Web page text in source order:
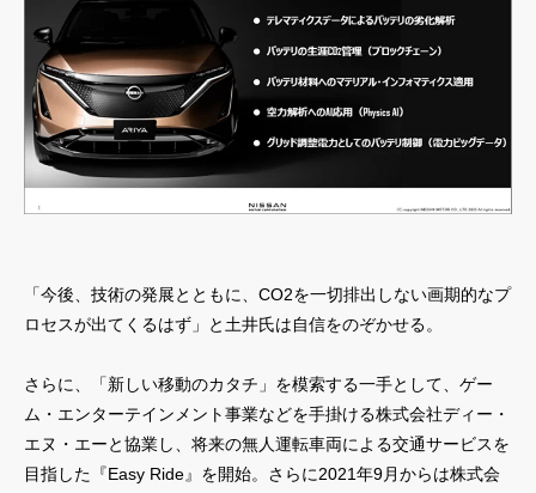
「今後、技術の発展とともに、CO2を一切排出しない画期的なプ
ロセスが出てくるはず」と土井氏は自信をのぞかせる。
さらに、「新しい移動のカタチ」を模索する一手として、ゲー
ム・エンターテインメント事業などを手掛ける株式会社ディー・
エヌ・エーと協業し、将来の無人運転車両による交通サービスを
目指した『Easy Ride』を開始。さらに2021年9月からは株式会